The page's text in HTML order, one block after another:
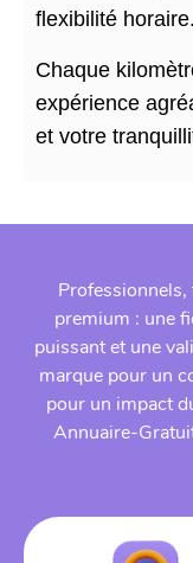
flexibilité horaire.
Chaque
expérience
et votre
premium : une
puissant et une
marque pour un
pour un impact
Annuaire-